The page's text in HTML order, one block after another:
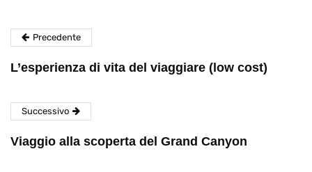
Precedente
L’esperienza di vita del viaggiare (low cost)
Successivo
Viaggio alla scoperta del Grand Canyon